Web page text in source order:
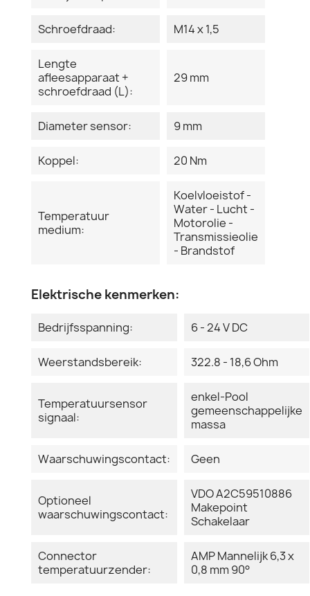
Schroefdraad: M14 x 1,5
Lengte
afleesapparaat +
schroefdraad (L):
29 mm
Diameter sensor: 9 mm
Koppel: 20 Nm
Temperatuur
medium:
Koelvloeistof -
Water - Lucht -
Motorolie -
Transmissieolie
- Brandstof
Elektrische kenmerken:
Bedrijfsspanning: 6 - 24 V DC
Weerstandsbereik: 322.8 - 18,6 Ohm
Temperatuursensor
signaal:
enkel-Pool
gemeenschappelijke
massa
Waarschuwingscontact: Geen
Optioneel
waarschuwingscontact:
VDO A2C59510886
Makepoint
Schakelaar
Connector
temperatuurzender:
AMP Mannelijk 6,3 x
0,8 mm 90°